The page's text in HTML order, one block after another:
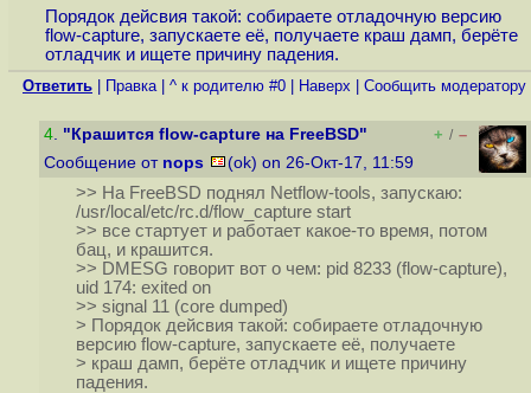
Порядок дейсвия такой: собираете отладочную версию
flow-capture, запускаете её, получаете краш дамп, берёте
отладчик и ищете причину падения.
Ответить Правка| ^ к родителю #0 Наверх Cообщить модератору
4. "Крашится flow-capture на FreeBSD" + / –
Сообщение от nops (ok) on 26-Окт-17, 11:59
>> На FreeBSD поднял Netflow-tools, запускаю:
/usr/local/etc/rc.d/flow_capture start
>> все стартует и работает какое-то время, потом
бац, и крашится.
>> DMESG говорит вот о чем: pid 8233 (flow-capture),
uid 174: exited on
>> signal 11 (core dumped)
> Порядок дейсвия такой: собираете отладочную
версию flow-capture, запускаете её, получаете
> краш дамп, берёте отладчик и ищете причину
падения.